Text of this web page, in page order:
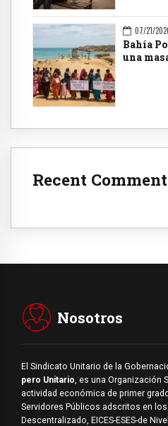
07/21/
Bahía
una
Recent
Nosotros
El Sindicato Unitario de la
pero Unitario , es una Organización
actividad económica de primer
Servidores Públicos adscritos en
Descentralizado, EICES-ESES-de